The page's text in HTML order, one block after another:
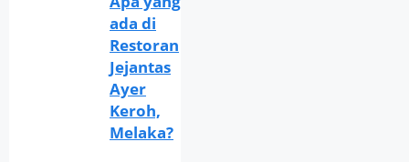
ada di
Restoran
Jejantas
Ayer
Keroh,
Melaka?